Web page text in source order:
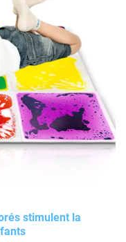
stimulent la